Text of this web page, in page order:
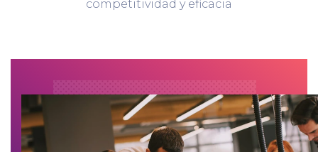
competitividad y eficacia